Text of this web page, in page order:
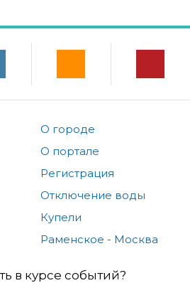
О городе
О портале
Регистрация
Отключение воды
Купели
Раменское - Москва
в курсе событий?